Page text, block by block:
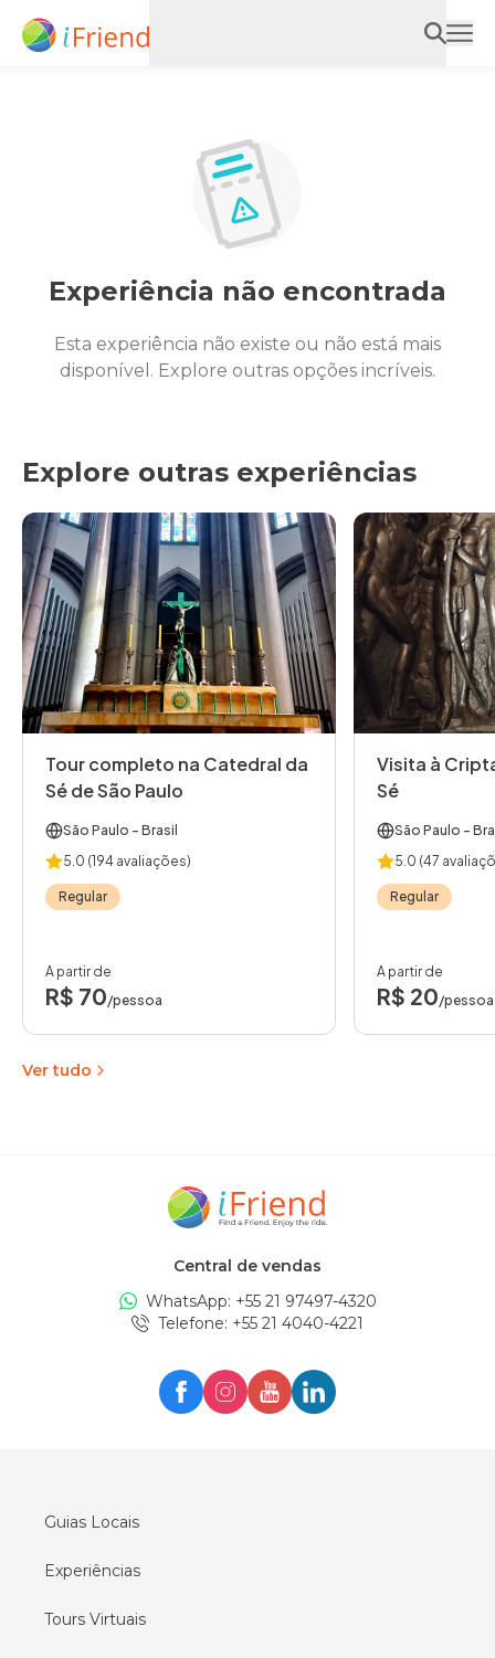
Experiência não encontrada
Esta experiência não existe ou não está mais
disponível. Explore outras opções incríveis.
Explore outras experiências
Tour completo na Catedral da
Sé de São Paulo
São Paulo - Brasil
5.0 (194 avaliações)
Regular
A partir de
R$ 70/pessoa
Visita à
Sé
São Paulo -
5.0 (47
Regular
A partir de
R$ 20/pessoa
Ver tudo
Central de vendas
WhatsApp: +55 21 97497-4320
Telefone: +55 21 4040-4221
Guias Locais
Experiências
Tours Virtuais